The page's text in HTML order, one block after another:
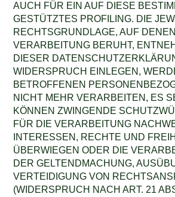
AUCH FÜR EIN AUF DIESE
GESTÜTZTES PROFILING. DIE
RECHTSGRUNDLAGE, AUF
VERARBEITUNG BERUHT,
DIESER
WIDERSPRUCH EINLEGEN,
BETROFFENEN
NICHT MEHR VERARBEITEN, ES
KÖNNEN ZWINGENDE
FÜR DIE VERARBEITUNG
INTERESSEN, RECHTE UND
ÜBERWIEGEN ODER DIE
DER GELTENDMACHUNG,
VERTEIDIGUNG VON
(WIDERSPRUCH NACH ART. 21